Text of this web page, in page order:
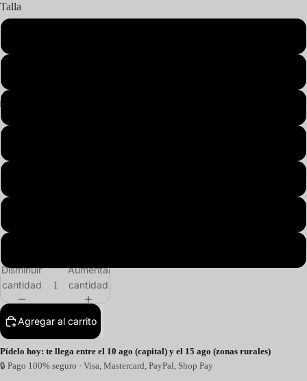
Talla
Disminuir
cantidad
Aumentar
cantidad
Agregar al carrito
Pídelo hoy: te llega entre el 10 ago (capital) y el 15 ago (zonas rurales)
🔒 Pago 100% seguro · Visa, Mastercard, PayPal, Shop Pay